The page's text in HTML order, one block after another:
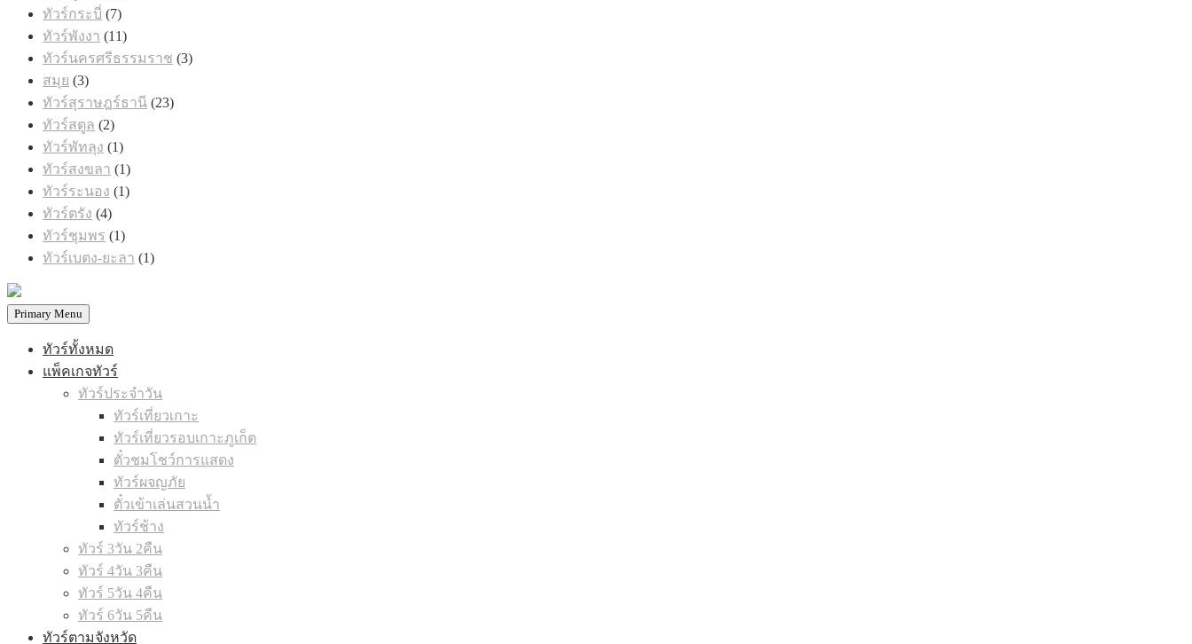
ทัวร์กระบี่ 77
สินค้า
ทัวร์พังงา 1111
ทัวร์นครศรีธรรมราช 33
สมุย 33
สินค้า
ทัวร์สุราษฎร์ธานี 2323
ทัวร์สตูล 22
สินค้า
ทัวร์พัทลุง 11
สินค้า
ทัวร์สงขลา 11
สินค้า
ทัวร์ระนอง 11
ทัวร์ตรัง 44
สินค้า
ทัวร์ชุมพร 11
สินค้า
ทัวร์เบตง-ยะลา 11
Primary Menu
ทัวร์ทั้งหมด
แพ็คเกจทัวร์
ทัวร์ประจำวัน
ทัวร์เที่ยวเกาะ
ทัวร์เที่ยวรอบเกาะภูเก็ต
ตั๋วชมโชว์การแสดง
ทัวร์ผจญภัย
ตั๋วเข้าเล่นสวนน้ำ
ทัวร์ช้าง
ทัวร์ 3วัน 2คืน
ทัวร์ 4วัน 3คืน
ทัวร์ 5วัน 4คืน
ทัวร์ 6วัน 5คืน
ทัวร์ตามจังหวัด